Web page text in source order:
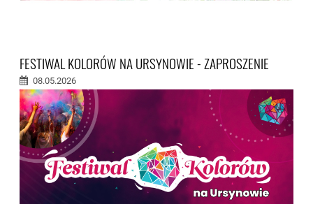
FESTIWAL KOLORÓW NA URSYNOWIE - ZAPROSZENIE
08.05.2026